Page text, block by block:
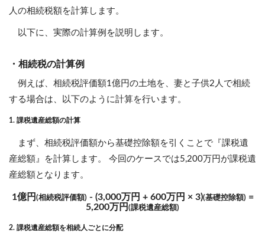
人の相続税額を計算します。
以下に、実際の計算例を説明します。
・相続税の計算例
例えば、相続税評価額1億円の土地を、妻と子供2人で相続
する場合は、以下のように計算を行います。
1. 課税遺産総額の計算
まず、相続税評価額から基礎控除額を引くことで『課税遺
産総額』を計算します。 今回のケースでは5,200万円が課税遺
産総額となります。
1億円 (相続税評価額) - (3,000万円 + 600万円 × 3)(基礎控除額) =
5,200万円 (課税遺産総額)
2. 課税遺産総額を相続人ごとに分配